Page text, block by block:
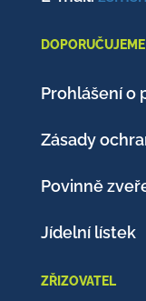
DOPORUČUJEME
Prohlášení o
Zásady
Povinně
Jídelní lístek
ZŘIZOVATEL